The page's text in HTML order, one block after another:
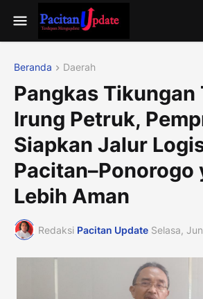
Beranda Daerah
Pangkas Tikungan
Irung Petruk,
Siapkan Jalur
Pacitan–Ponorogo
Lebih Aman
Redaksi Pacitan Update Selasa,